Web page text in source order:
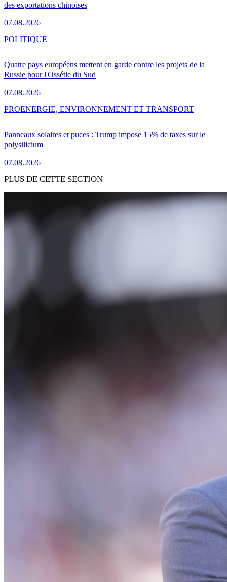
des exportations chinoises
07.08.2026
Quatre pays européens mettent en garde contre les projets de la
Russie pour l'Ossétie du Sud
07.08.2026
POLITIQUE
Panneaux solaires et puces : Trump impose 15% de taxes sur le
polysilicium
07.08.2026
PROENERGIE, ENVIRONNEMENT ET TRANSPORT
PLUS DE CETTE SECTION